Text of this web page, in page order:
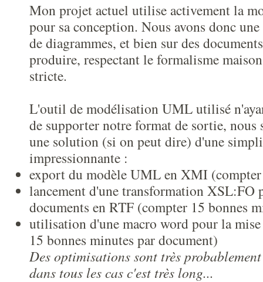
Mon projet actuel utilise activement la
pour sa conception. Nous avons donc
de diagrammes, et bien sur des
produire, respectant le formalisme
stricte.
L'outil de modélisation UML utilisé
de supporter notre format de sortie, nous
une solution (si on peut dire) d'une
impressionnante :
export du modèle UML en XMI
lancement d'une transformation XSL:FO
documents en RTF (compter 15 bonnes
utilisation d'une macro word pour la
15 bonnes minutes par document)
Des optimisations sont très
dans tous les cas c'est très long...